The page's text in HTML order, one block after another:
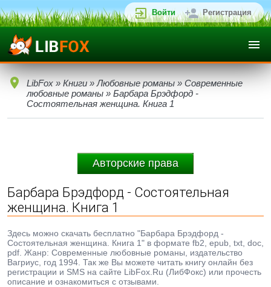
Войти Регистрация
LibFox » Книги » Любовные романы » Современные
любовные романы » Барбара Брэдфорд -
Состоятельная женщина. Книга 1
Авторские права
Барбара Брэдфорд - Состоятельная
женщина. Книга 1
Здесь можно скачать бесплатно "Барбара Брэдфорд -
Состоятельная женщина. Книга 1" в формате fb2, epub, txt, doc,
pdf. Жанр: Современные любовные романы, издательство
Вагриус, год 1994. Так же Вы можете читать книгу онлайн без
регистрации и SMS на сайте LibFox.Ru (ЛибФокс) или прочесть
описание и ознакомиться с отзывами.